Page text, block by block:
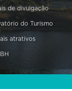
de divulgação
do Turismo
atrativos